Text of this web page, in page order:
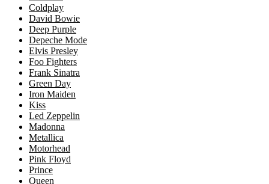
Coldplay
David Bowie
Deep Purple
Depeche Mode
Elvis Presley
Foo Fighters
Frank Sinatra
Green Day
Iron Maiden
Kiss
Led Zeppelin
Madonna
Metallica
Motorhead
Pink Floyd
Prince
Queen